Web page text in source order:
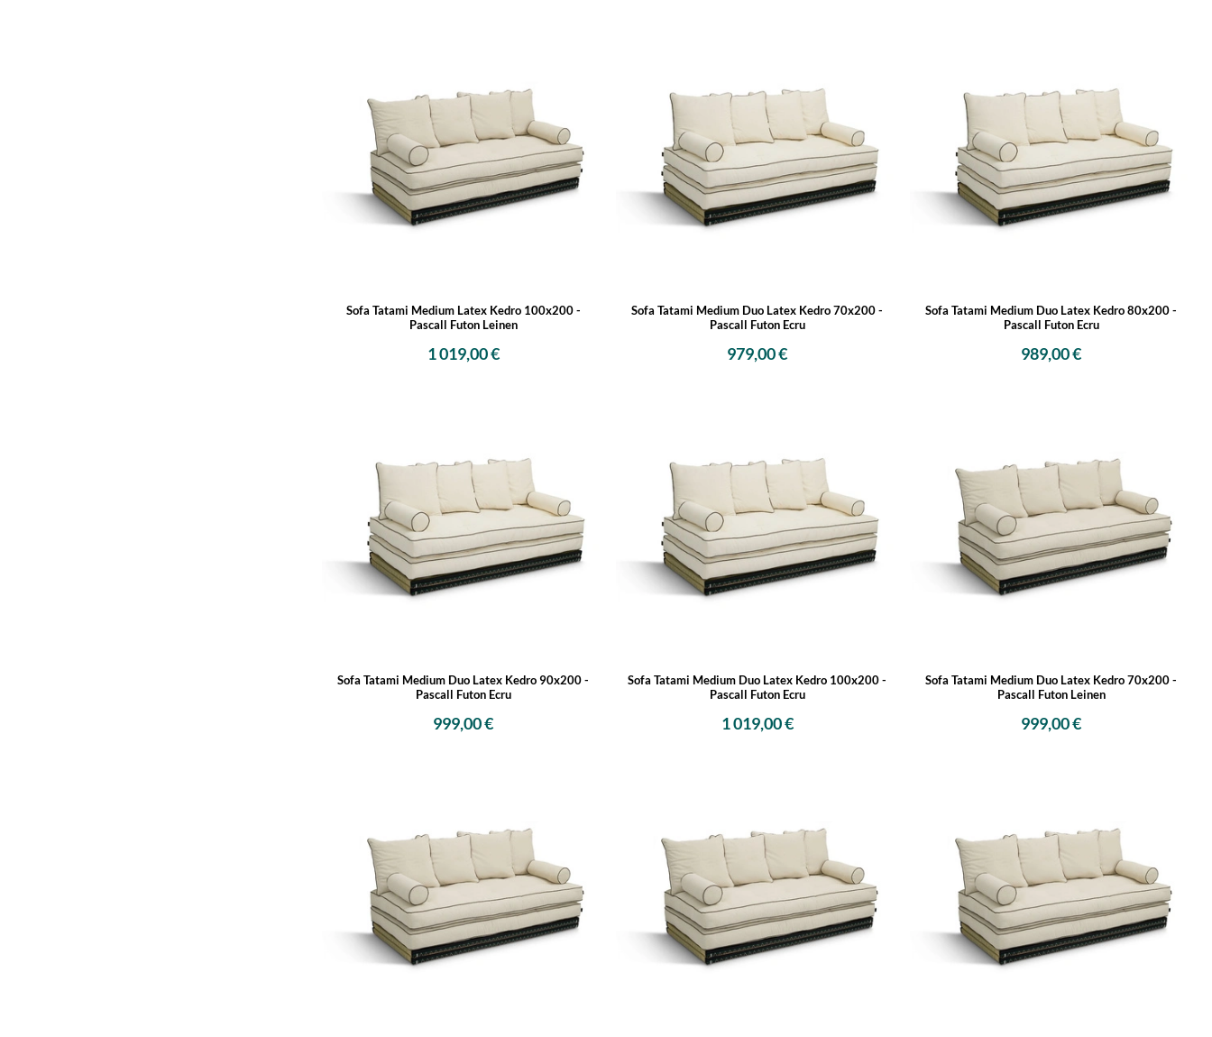
Sofa Tatami Medium Latex Kedro 100x200 -
Pascall Futon Leinen
1 019,00 €
Sofa Tatami Medium Duo Latex Kedro 70x200 -
Pascall Futon Ecru
979,00 €
Sofa Tatami Medium Duo Latex Kedro 80x200 -
Pascall Futon Ecru
989,00 €
Sofa Tatami Medium Duo Latex Kedro 90x200 -
Pascall Futon Ecru
999,00 €
Sofa Tatami Medium Duo Latex Kedro 100x200 -
Pascall Futon Ecru
1 019,00 €
Sofa Tatami Medium Duo Latex Kedro 70x200 -
Pascall Futon Leinen
999,00 €